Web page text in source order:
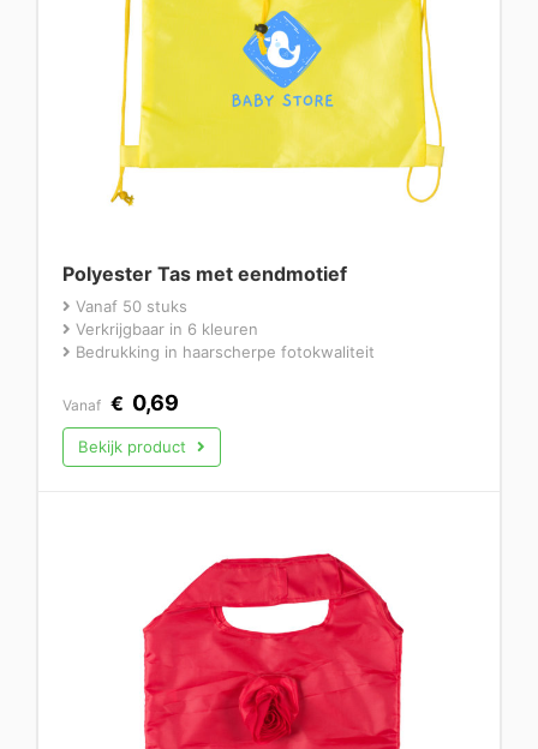
Polyester Tas met eendmotief
Vanaf 50 stuks
Verkrijgbaar in 6 kleuren
Bedrukking in haarscherpe fotokwaliteit
Vanaf € 0,69
Bekijk product